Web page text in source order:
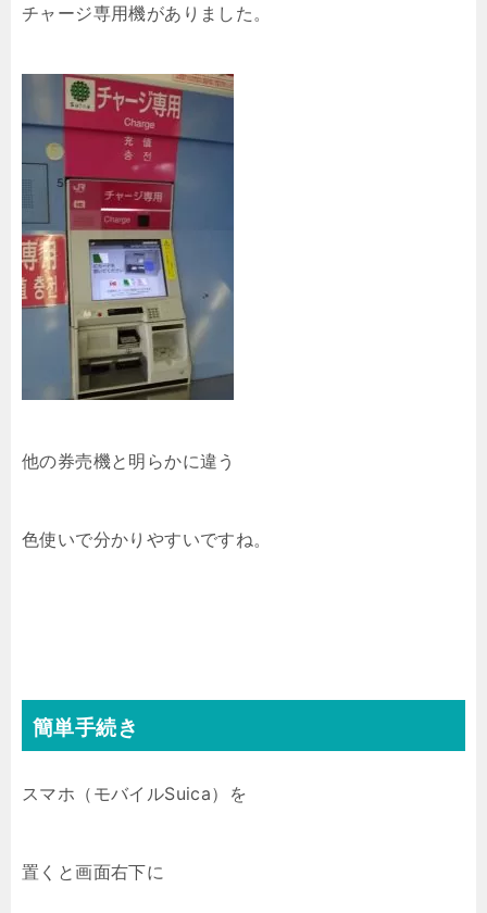
チャージ専用機がありました。
他の券売機と明らかに違う
色使いで分かりやすいですね。
簡単手続き
スマホ（モバイルSuica）を
置くと画面右下に